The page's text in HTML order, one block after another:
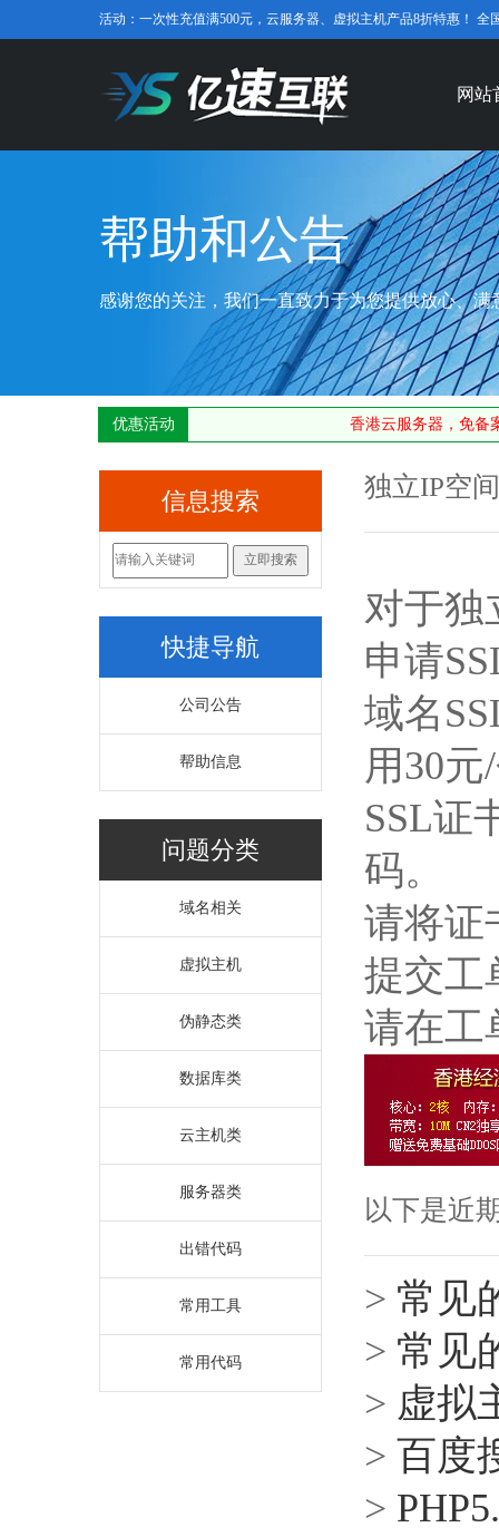
活动：一次性充值满500元，云服务器、虚拟主机产品8折特惠！ 全
网站
帮助和公告
感谢您的关注，我们一直致力于为您提供放心、满
优惠活动 香港云服务器，免备
信息搜索
快捷导航
公司公告
帮助信息
问题分类
域名相关
虚拟主机
伪静态类
数据库类
云主机类
服务器类
出错代码
常用工具
常用代码
独立IP空
对于独
申请
域名
用30
SSL证
码。
请将证
提交工
请在工
以下是近
> 常见
> 常见
> 虚拟
> 百度
>